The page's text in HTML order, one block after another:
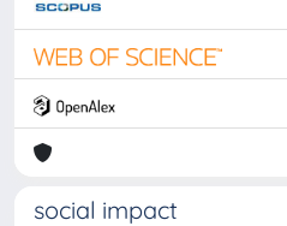
social impact